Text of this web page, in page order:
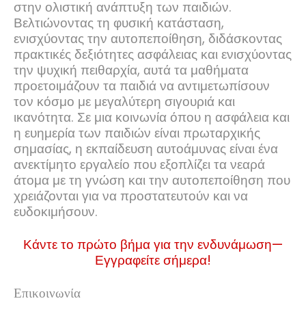
στην ολιστική ανάπτυξη των παιδιών.
Βελτιώνοντας τη φυσική κατάσταση,
ενισχύοντας την αυτοπεποίθηση, διδάσκοντας
πρακτικές δεξιότητες ασφάλειας και ενισχύοντας
την ψυχική πειθαρχία, αυτά τα μαθήματα
προετοιμάζουν τα παιδιά να αντιμετωπίσουν
τον κόσμο με μεγαλύτερη σιγουριά και
ικανότητα. Σε μια κοινωνία όπου η ασφάλεια και
η ευημερία των παιδιών είναι πρωταρχικής
σημασίας, η εκπαίδευση αυτοάμυνας είναι ένα
ανεκτίμητο εργαλείο που εξοπλίζει τα νεαρά
άτομα με τη γνώση και την αυτοπεποίθηση που
χρειάζονται για να προστατευτούν και να
ευδοκιμήσουν.
Κάντε το πρώτο βήμα για την ενδυνάμωση—
Εγγραφείτε σήμερα!
Επικοινωνία